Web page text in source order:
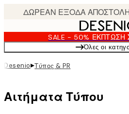
content.
SALE - 50% ΈΚΠΤΩΣΗ
Όλες οι
Desenio▸Τύπος & PR
Αιτήματα Τύπου